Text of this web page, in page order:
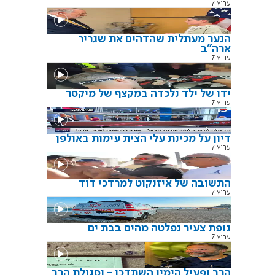
ערוץ 7
הנער מעתלית שהדהים את שגריר
ארה"ב
ערוץ 7
ידו של ילד נלכדה במקצף של מיקסר
ערוץ 7
דיון על מכינת עלי הצית עימות באולפן
ערוץ 7
התשובה של איזנקוט למרדכי דוד
ערוץ 7
גופת צעיר נפלטה מהים בבת ים
ערוץ 7